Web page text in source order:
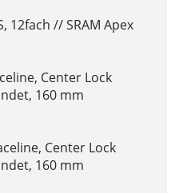
12fach // SRAM Apex
Center Lock
160 mm
Center Lock
160 mm